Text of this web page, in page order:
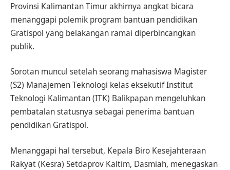
Provinsi Kalimantan Timur akhirnya angkat bicara
menanggapi polemik program bantuan pendidikan
Gratispol yang belakangan ramai diperbincangkan
publik.
Sorotan muncul setelah seorang mahasiswa Magister
(S2) Manajemen Teknologi kelas eksekutif Institut
Teknologi Kalimantan (ITK) Balikpapan mengeluhkan
pembatalan statusnya sebagai penerima bantuan
pendidikan Gratispol.
Menanggapi hal tersebut, Kepala Biro Kesejahteraan
Rakyat (Kesra) Setdaprov Kaltim, Dasmiah, menegaskan